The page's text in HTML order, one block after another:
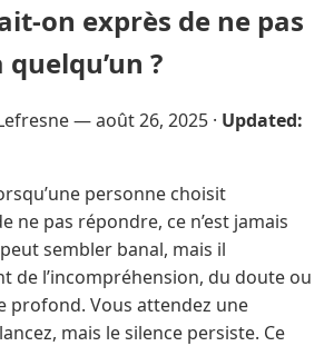
on exprès de ne pas
?
—août 26, 2025 · Updated:
personne choisit
ne pas répondre, ce n’est jamais
sembler banal, mais il
de l’incompréhension, du doute ou
profond. Vous attendez une
mais le silence persiste. Ce